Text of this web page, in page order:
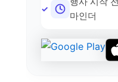
마인더